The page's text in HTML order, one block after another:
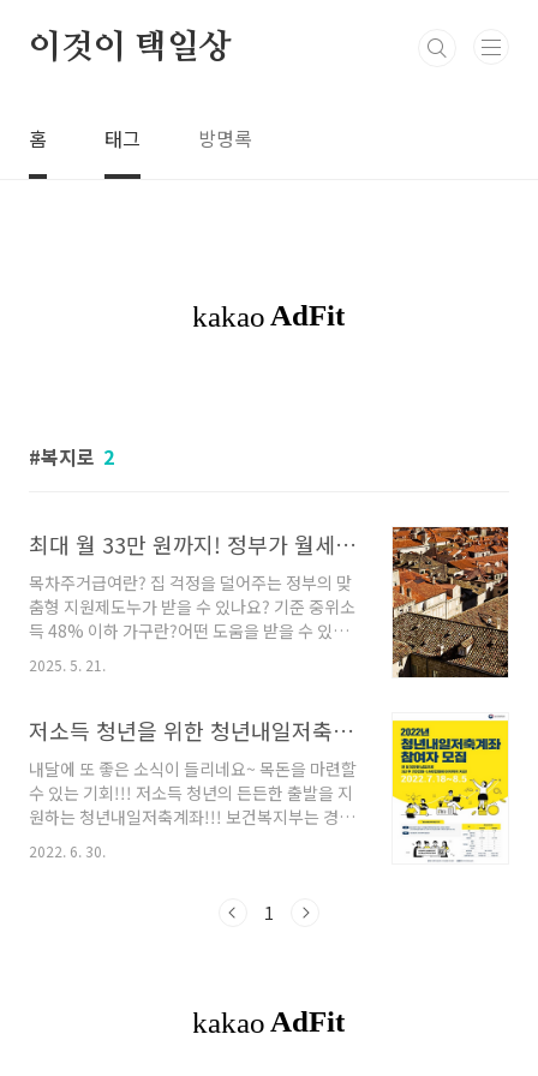
이것이 택일상
홈 태그 방명록
복지로 2
최대 월 33만 원까지! 정부가 월세 대신 내주는 방법 (조건 확인 필수)
목차주거급여란? 집 걱정을 덜어주는 정부의 맞
춤형 지원제도누가 받을 수 있나요? 기준 중위소
득 48% 이하 가구란?어떤 도움을 받을 수 있나
요? 임차급여와 수선급여로 나뉘는 지원어떻게
신청하나요? 신청 방법과 구비 서류이런 분들 꼭
게 어떤 변화가 생겼을까?주거급여와 함께 활용
세요 집세가 부담스러우셨나요?정부가 ‘주거급
여’라는 이름으로 일정 소득 이하 가구의 월세를
대신 내주고 있다는 사실, 알고 계셨나요?자격만
된다면 누구나 신청할 수 있고, 지금도 늦지 않았
여 내용 확인하기 주거급여란? 집 걱정을 덜어주
2025. 5. 21.
저소득 청년을 위한 청년내일저축계좌 7월 18일부터 모집 시작
내달에 또 좋은 소식이 들리네요~ 목돈을 마련할
수 있는 기회!!! 저소득 청년의 든든한 출발을 지
원하는 청년내일저축계좌!!! 보건복지부는 경제
적으로 어려운 청년이 목돈을 마련하여 든든하게
사회 생활을 출발할 수 있도록 지원하기 위해 청
7월 18일(월) ~ 8월 5일(금)까지 신청을 받는다
주지 읍면동 주민센터에서 신청이 가능합니다.
원활한 신청을 지원하기 위해 신청기간 2주간(7
2022. 6. 30.
1